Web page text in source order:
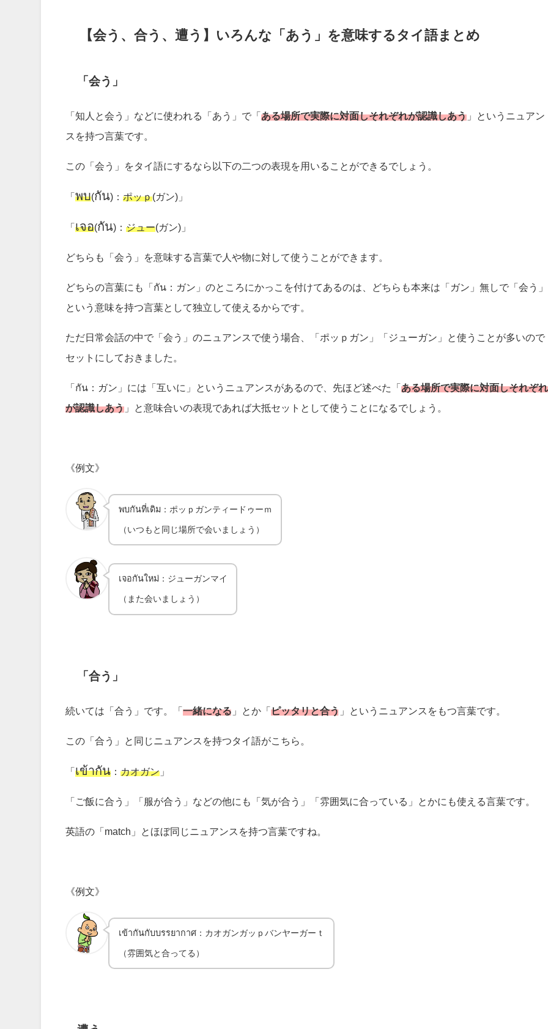
【会う、合う、遭う】いろんな「あう」を意味するタイ語まとめ
「会う」
「知人と会う」などに使われる「あう」で「ある場所で実際に対面しそれぞれが認識しあう 」というニュアン
スを持つ言葉です。
この「会う」をタイ語にするなら以下の二つの表現を用いることができるでしょう。
「พบ(กัน)：ポッｐ(ガン)」
「เจอ(กัน)：ジュー(ガン)」
どちらも「会う」を意味する言葉で人や物に対して使うことができます。
どちらの言葉にも「กัน：ガン」のところにかっこを付けてあるのは、どちらも本来は「ガン」無しで「会う」
という意味を持つ言葉として独立して使えるからです。
ただ日常会話の中で「会う」のニュアンスで使う場合、「ポッｐガン」「ジューガン」と使うことが多いので
セットにしておきました。
「กัน：ガン」には「互いに」というニュアンスがあるので、先ほど述べた「ある場所で実際に対面しそれぞれ
が認識しあう 」と意味合いの表現であれば大抵セットとして使うことになるでしょう。
《例文》
พบกันที่เดิม：ポッｐガンティードゥーｍ
（いつもと同じ場所で会いましょう）
เจอกันใหม่：ジューガンマイ
（また会いましょう）
「合う」
続いては「合う」です。「一緒になる 」とか「ピッタリと合う 」というニュアンスをもつ言葉です。
この「合う」と同じニュアンスを持つタイ語がこちら。
「เข้ากัน ：カオガン 」
「ご飯に合う」「服が合う」などの他にも「気が合う」「雰囲気に合っている」とかにも使える言葉です。
英語の「match」とほぼ同じニュアンスを持つ言葉ですね。
《例文》
เข้ากันกับบรรยากาศ：カオガンガッｐバンヤーガーｔ
（雰囲気と合ってる）